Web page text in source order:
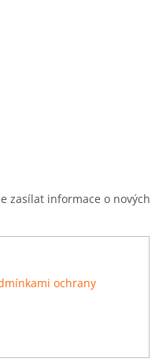
zasílat informace o nových
ochrany